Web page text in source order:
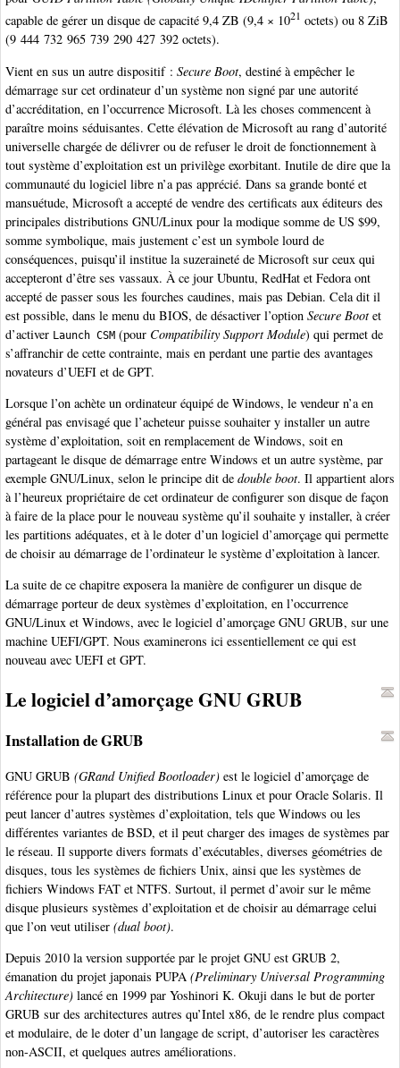
capable de gérer un disque de capacité 9,4 ZB (9,4 × 1021 octets) ou 8 ZiB
(9 444 732 965 739 290 427 392 octets).
Vient en sus un autre dispositif : Secure Boot, destiné à empêcher le
démarrage sur cet ordinateur d’un système non signé par une autorité
d’accréditation, en l’occurrence Microsoft. Là les choses commencent à
paraître moins séduisantes. Cette élévation de Microsoft au rang d’autorité
universelle chargée de délivrer ou de refuser le droit de fonctionnement à
tout système d’exploitation est un privilège exorbitant. Inutile de dire que la
communauté du logiciel libre n’a pas apprécié. Dans sa grande bonté et
mansuétude, Microsoft a accepté de vendre des certificats aux éditeurs des
principales distributions GNU/Linux pour la modique somme de US $99,
somme symbolique, mais justement c’est un symbole lourd de
conséquences, puisqu’il institue la suzeraineté de Microsoft sur ceux qui
accepteront d’être ses vassaux. À ce jour Ubuntu, RedHat et Fedora ont
accepté de passer sous les fourches caudines, mais pas Debian. Cela dit il
est possible, dans le menu du BIOS, de désactiver l’option Secure Bootet
d’activer Launch CSM (pour Compatibility Support Module) qui permet de
s’affranchir de cette contrainte, mais en perdant une partie des avantages
novateurs d’UEFI et de GPT.
Lorsque l’on achète un ordinateur équipé de Windows, le vendeur n’a en
général pas envisagé que l’acheteur puisse souhaiter y installer un autre
système d’exploitation, soit en remplacement de Windows, soit en
partageant le disque de démarrage entre Windows et un autre système, par
exemple GNU/Linux, selon le principe dit de double boot. Il appartient alors
à l’heureux propriétaire de cet ordinateur de configurer son disque de façon
à faire de la place pour le nouveau système qu’il souhaite y installer, à créer
les partitions adéquates, et à le doter d’un logiciel d’amorçage qui permette
de choisir au démarrage de l’ordinateur le système d’exploitation à lancer.
La suite de ce chapitre exposera la manière de configurer un disque de
démarrage porteur de deux systèmes d’exploitation, en l’occurrence
GNU/Linux et Windows, avec le logiciel d’amorçage GNU GRUB, sur une
machine UEFI/GPT. Nous examinerons ici essentiellement ce qui est
nouveau avec UEFI et GPT.
Le logiciel d’amorçage GNU GRUB
Installation de GRUB
GNU GRUB (GRand Unified Bootloader) est le logiciel d’amorçage de
référence pour la plupart des distributions Linux et pour Oracle Solaris. Il
peut lancer d’autres systèmes d’exploitation, tels que Windows ou les
différentes variantes de BSD, et il peut charger des images de systèmes par
le réseau. Il supporte divers formats d’exécutables, diverses géométries de
disques, tous les systèmes de fichiers Unix, ainsi que les systèmes de
fichiers Windows FAT et NTFS. Surtout, il permet d’avoir sur le même
disque plusieurs systèmes d’exploitation et de choisir au démarrage celui
que l’on veut utiliser (dual boot).
Depuis 2010 la version supportée par le projet GNU est GRUB 2,
émanation du projet japonais PUPA (Preliminary Universal Programming
Architecture) lancé en 1999 par Yoshinori K. Okuji dans le but de porter
GRUB sur des architectures autres qu’Intel x86, de le rendre plus compact
et modulaire, de le doter d’un langage de script, d’autoriser les caractères
non-ASCII, et quelques autres améliorations.